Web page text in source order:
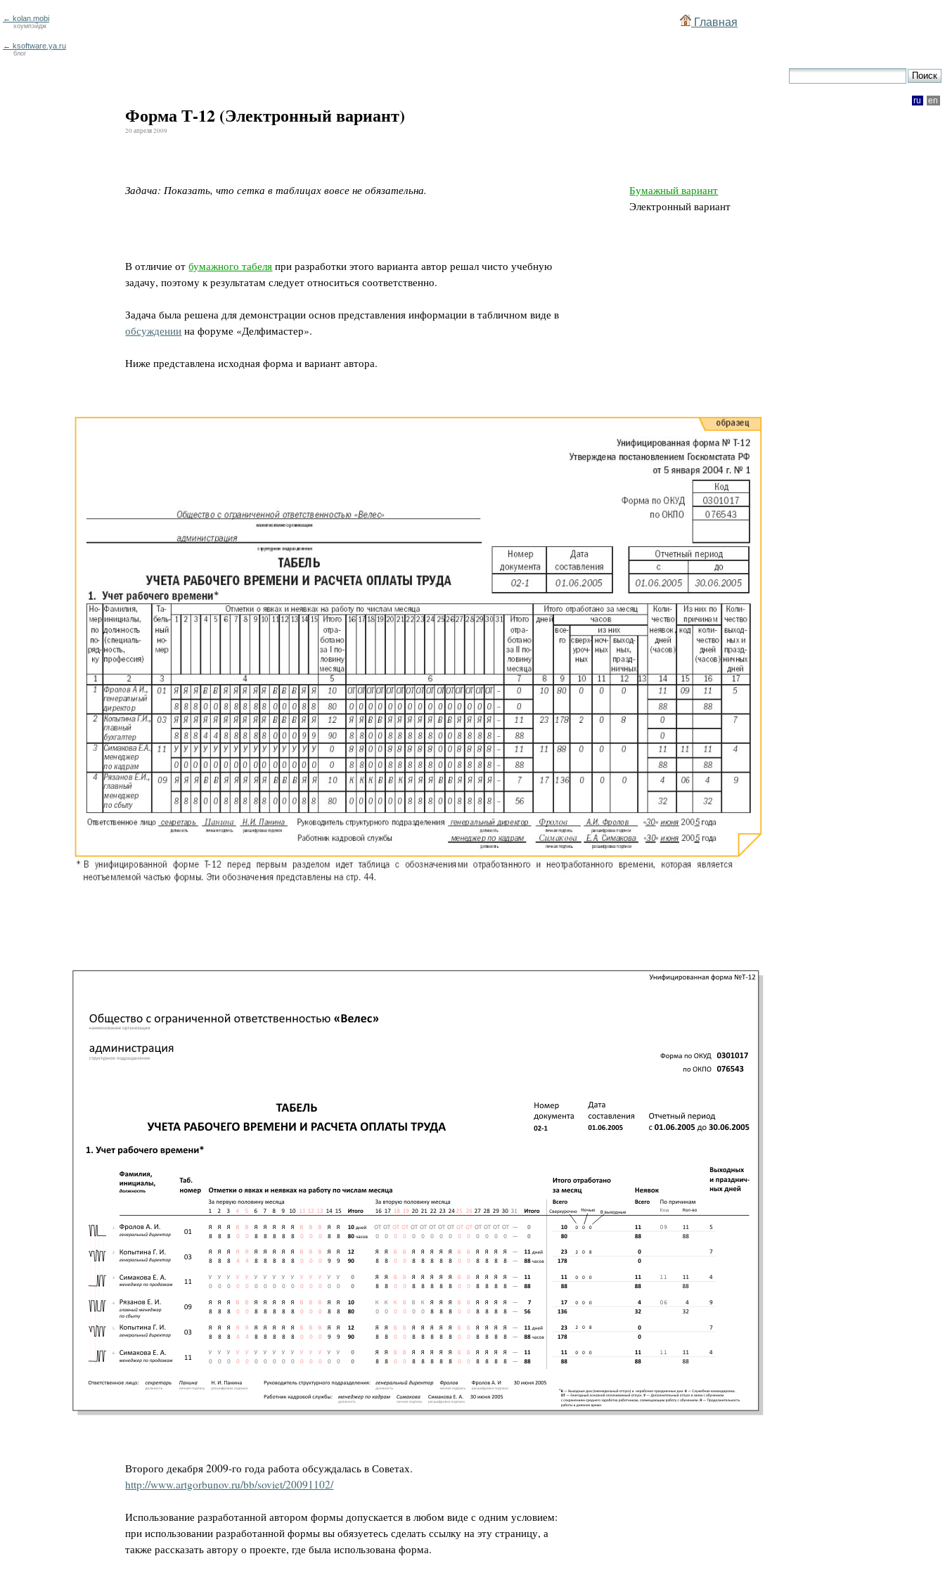
← kolan.mobi
хоумпэйдж Главная
← ksoftware.ya.ru
блог
ru en
Форма Т-12 (Электронный вариант)
20 апреля 2009
Задача: Показать, что сетка в таблицах вовсе не обязательна.
Бумажный вариант
Электронный вариант
В отличие отбумажного табеля при разработки этого варианта автор решал чисто учебную
задачу, поэтому к результатам следует относиться соответственно.
Задача была решена для демонстрации основ представления информации в табличном виде в
обсуждении на форуме «Делфимастер».
Ниже представлена исходная форма и вариант автора.
Второго декабря 2009-го года работа обсуждалась в Советах.
http://www.artgorbunov.ru/bb/soviet/20091102/
Использование разработанной автором формы допускается в любом виде с одним условием:
при использовании разработанной формы вы обязуетесь сделать ссылку на эту страницу, а
также рассказать автору о проекте, где была использована форма.